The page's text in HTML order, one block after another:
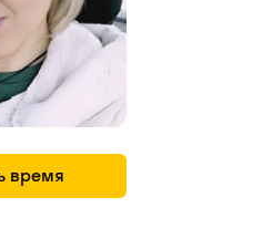
время